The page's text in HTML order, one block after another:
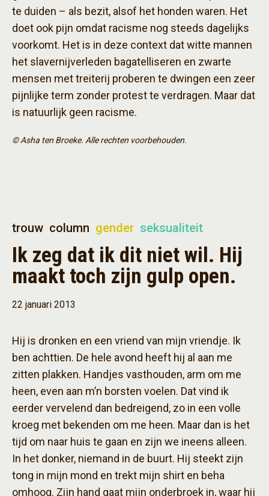
te duiden – als bezit, alsof het honden waren. Het
doet ook pijn omdat racisme nog steeds dagelijks
voorkomt. Het is in deze context dat witte mannen
het slavernijverleden bagatelliseren en zwarte
mensen met treiterij proberen te dwingen een zeer
pijnlijke term zonder protest te verdragen. Maar dat
is natuurlijk geen racisme.
© Asha ten Broeke. Alle rechten voorbehouden.
trouw column gender seksualiteit
Ik zeg dat ik dit niet wil. Hij
maakt toch zijn gulp open.
22 januari 2013
Hij is dronken en een vriend van mijn vriendje. Ik
ben achttien. De hele avond heeft hij al aan me
zitten plakken. Handjes vasthouden, arm om me
heen, even aan m’n borsten voelen. Dat vind ik
eerder vervelend dan bedreigend, zo in een volle
kroeg met bekenden om me heen. Maar dan is het
tijd om naar huis te gaan en zijn we ineens alleen.
In het donker, niemand in de buurt. Hij steekt zijn
tong in mijn mond en trekt mijn shirt en beha
omhoog. Zijn hand gaat mijn onderbroek in, waar hij